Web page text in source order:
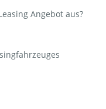
Angebot aus?